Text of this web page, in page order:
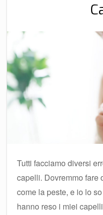
Tutti facciamo diversi
capelli. Dovremmo fare
come la peste, e io lo
hanno reso i miei